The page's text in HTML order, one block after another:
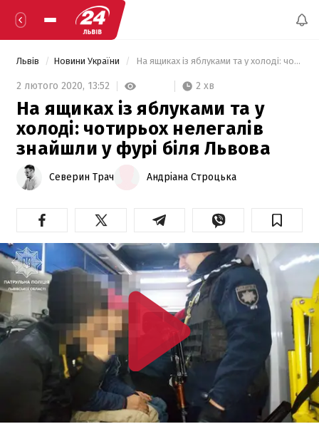
Львів Новини України На ящиках із яблуками та у холоді: чотирьох нелегалів знайшли у фурі біля Львова
2 лютого 2020, 13:52 2 хв
На ящиках із яблуками та у
холоді: чотирьох нелегалів
знайшли у фурі біля Львова
Северин Трач Андріана Строцька